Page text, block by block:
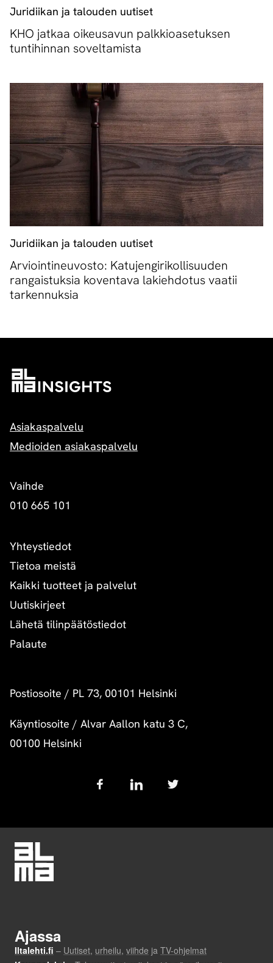
Juridiikan ja talouden uutiset
KHO jatkaa oikeusavun palkkioasetuksen
tuntihinnan soveltamista
Juridiikan ja talouden uutiset
Arviointineuvosto: Katujengirikollisuuden
rangaistuksia koventava lakiehdotus vaatii
tarkennuksia
Asiakaspalvelu
Medioiden asiakaspalvelu
Vaihde
010 665 101
Yhteystiedot
Tietoa meistä
Kaikki tuotteet ja palvelut
Uutiskirjeet
Lähetä tilinpäätöstiedot
Palaute
Postiosoite / PL 73, 00101 Helsinki
Käyntiosoite / Alvar Aallon katu 3 C,
00100 Helsinki